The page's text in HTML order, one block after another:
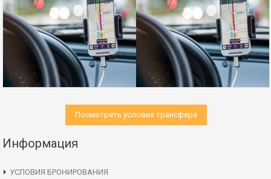
Посмотреть условия трансфера
Информация
УСЛОВИЯ БРОНИРОВАНИЯ